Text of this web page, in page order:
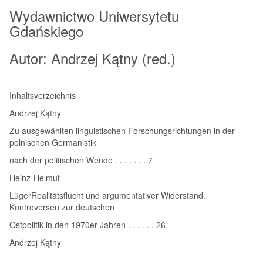
Wydawnictwo Uniwersytetu
Gdańskiego
Autor: Andrzej Kątny (red.)
Inhaltsverzeichnis
Andrzej Kątny
Zu ausgewählten linguistischen Forschungsrichtungen in der
polnischen Germanistik
nach der politischen Wende . . . . . . . 7
Heinz-Helmut
LügerRealitätsflucht und argumentativer Widerstand.
Kontroversen zur deutschen
Ostpolitik in den 1970er Jahren . . . . . . 26
Andrzej Kątny